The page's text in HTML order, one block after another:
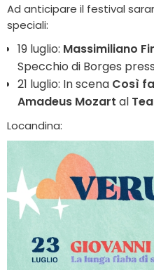
Ad anticipare il festival
speciali:
19 luglio: Massimiliano
Specchio di Borges
21 luglio: In scena Così
Amadeus Mozart al
Locandina: